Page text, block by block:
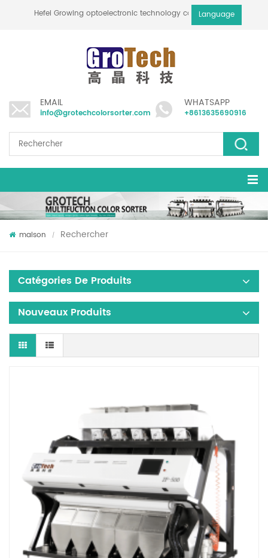
Hefei Growing optoelectronic technology co., ltdLanguage
EMAIL
info@grotechcolorsorter.com
WHATSAPP
+8613635690916
maison / Rechercher
Catégories De Produits
Nouveaux Produits